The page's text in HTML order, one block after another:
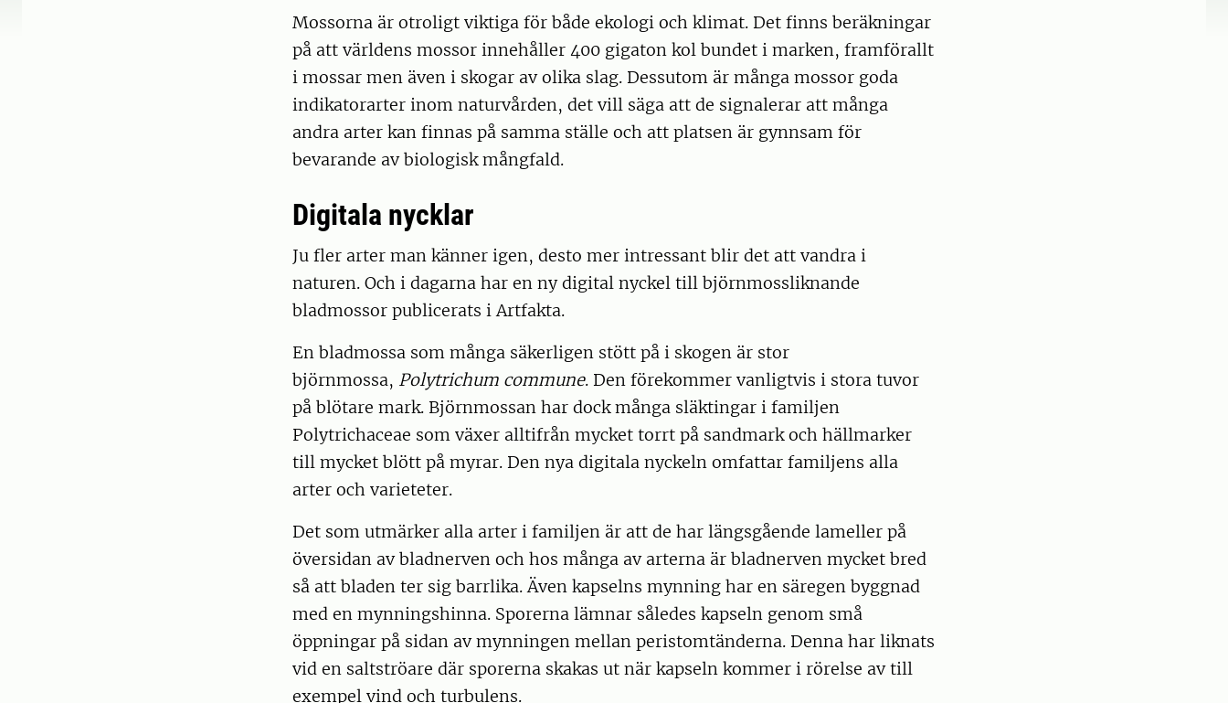
Mossorna är otroligt viktiga för både ekologi och klimat. Det finns beräkningar
på att världens mossor innehåller 400 gigaton kol bundet i marken, framförallt
i mossar men även i skogar av olika slag. Dessutom är många mossor goda
indikatorarter inom naturvården, det vill säga att de signalerar att många
andra arter kan finnas på samma ställe och att platsen är gynnsam för
bevarande av biologisk mångfald.
Digitala nycklar
Ju fler arter man känner igen, desto mer intressant blir det att vandra i
naturen. Och i dagarna har en ny digital nyckel till björnmossliknande
bladmossor publicerats i Artfakta.
En bladmossa som många säkerligen stött på i skogen är stor
björnmossa, Polytrichum commune. Den förekommer vanligtvis i stora tuvor
på blötare mark. Björnmossan har dock många släktingar i familjen
Polytrichaceae som växer alltifrån mycket torrt på sandmark och hällmarker
till mycket blött på myrar. Den nya digitala nyckeln omfattar familjens alla
arter och varieteter.
Det som utmärker alla arter i familjen är att de har längsgående lameller på
översidan av bladnerven och hos många av arterna är bladnerven mycket bred
så att bladen ter sig barrlika. Även kapselns mynning har en säregen byggnad
med en mynningshinna. Sporerna lämnar således kapseln genom små
öppningar på sidan av mynningen mellan peristomtänderna. Denna har liknats
vid en saltströare där sporerna skakas ut när kapseln kommer i rörelse av till
exempel vind och turbulens.